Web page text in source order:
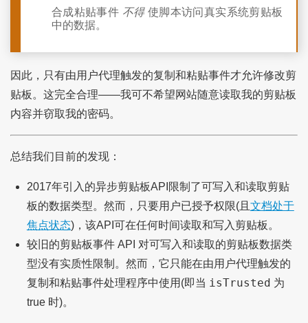
合成粘贴事件 不得使脚本访问真实系统剪贴板
中的数据。
因此，只有由用户代理触发的复制和粘贴事件才允许修改剪
贴板。这完全合理——我可不希望网站随意读取我的剪贴板
内容并窃取我的密码。
总结我们目前的发现：
2017年引入的异步剪贴板API限制了可写入和读取剪贴
板的数据类型。然而，只要用户已授予权限(且 文档处于
焦点状态)，该API可在任何时间读取和写入剪贴板。
较旧的剪贴板事件 API 对可写入和读取的剪贴板数据类
型没有实质性限制。然而，它只能在由用户代理触发的
复制和粘贴事件处理程序中使用(即当 isTrusted 为
true 时)。